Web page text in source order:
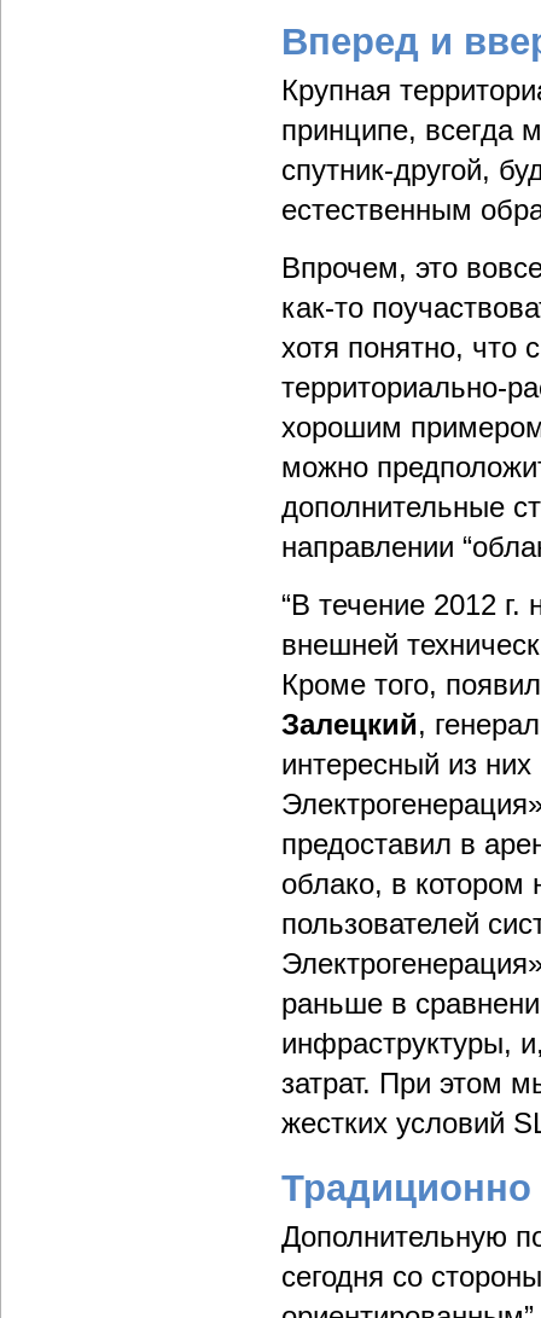
Вперед и
Крупная
принципе, всегда
спутник-другой,
естественным
Впрочем, это
как-то
хотя понятно, что
территориально-
хорошим
можно
дополнительные
направлении
“В течение 2012
внешней
Кроме того,
Залецкий,
интересный из
предоставил в
облако, в котором
пользователей
раньше в
инфраструктуры,
затрат. При этом
жестких условий
Традиционно
Дополнительную
сегодня со